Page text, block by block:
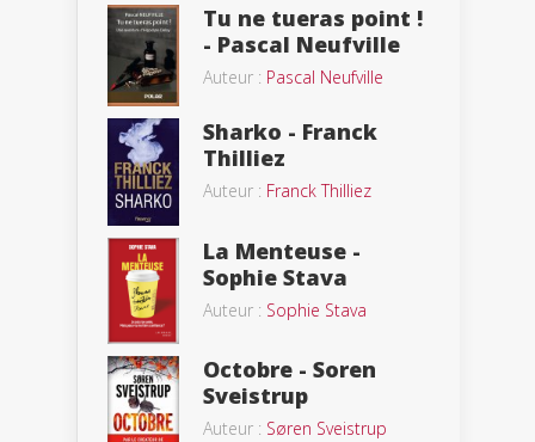
Tu ne tueras point !
- Pascal Neufville
Auteur : Pascal Neufville
Sharko - Franck
Thilliez
Auteur : Franck Thilliez
La Menteuse -
Sophie Stava
Auteur : Sophie Stava
Octobre - Soren
Sveistrup
Auteur : Søren Sveistrup